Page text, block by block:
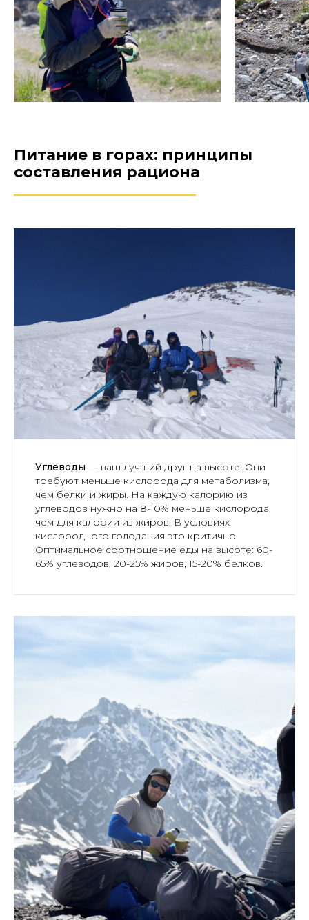
Питание в горах: принципы
составления рациона
Углеводы — ваш лучший друг на высоте. Они
требуют меньше кислорода для метаболизма,
чем белки и жиры. На каждую калорию из
углеводов нужно на 8-10% меньше кислорода,
чем для калории из жиров. В условиях
кислородного голодания это критично.
Оптимальное соотношение еды на высоте: 60-
65% углеводов, 20-25% жиров, 15-20% белков.